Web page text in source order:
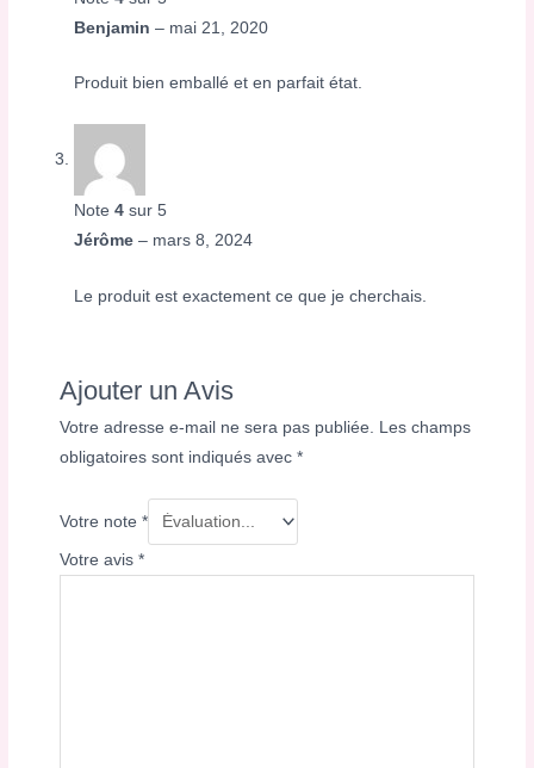
Benjamin– mai 21, 2020
Produit bien emballé et en parfait état.
Note4 sur 5
Jérôme– mars 8, 2024
Le produit est exactement ce que je cherchais.
Ajouter un Avis
Votre adresse e-mail ne sera pas publiée. Les champs
obligatoires sont indiqués avec*
Votre note*
Votre avis*